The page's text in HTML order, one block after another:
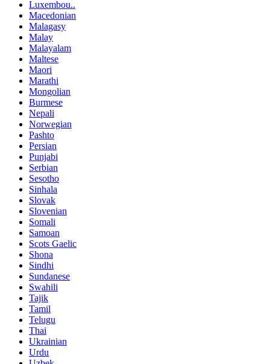
Luxembou..
Macedonian
Malagasy
Malay
Malayalam
Maltese
Maori
Marathi
Mongolian
Burmese
Nepali
Norwegian
Pashto
Persian
Punjabi
Serbian
Sesotho
Sinhala
Slovak
Slovenian
Somali
Samoan
Scots Gaelic
Shona
Sindhi
Sundanese
Swahili
Tajik
Tamil
Telugu
Thai
Ukrainian
Urdu